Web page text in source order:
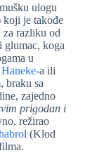
ulogu
koji je takođe
za razliku od
glumac, koga
u
Haneke-a ili
braku sa
zajedno
prigodan i
režirao
l (Klod